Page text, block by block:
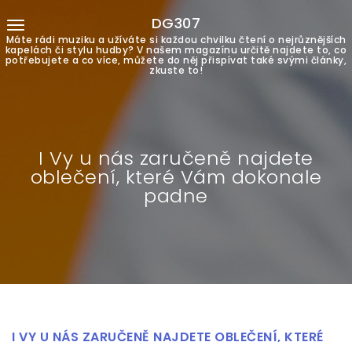
DG307
Máte rádi muziku a užíváte si každou chvilku čtení o nejrůznějších
kapelách či stylu hudby? V našem magazínu určitě najdete to, co
potřebujete a co více, můžete do něj přispívat také svými články,
zkuste to!
I Vy u nás zaručeně najdete
oblečení, které Vám dokonale
padne
I VY U NÁS ZARUČENĚ NAJDETE OBLEČENÍ, KTERÉ